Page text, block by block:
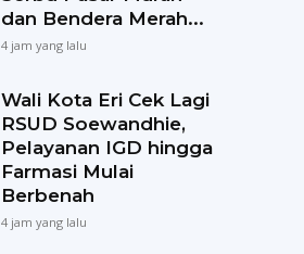
dan Bendera Merah...
4 jam yang lalu
Wali Kota Eri Cek Lagi
RSUD Soewandhie,
Pelayanan IGD hingga
Farmasi Mulai
Berbenah
4 jam yang lalu